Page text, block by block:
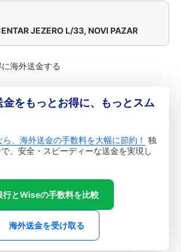
JEZERO L/33, NOVI PAZAR
海外送金する
をもっとお得に、もっとスム
、海外送金の手数料を大幅に節約！ 独
、安全・スピーディーな送金を実現し
行とWiseの手数料を比較
海外送金を受け取る